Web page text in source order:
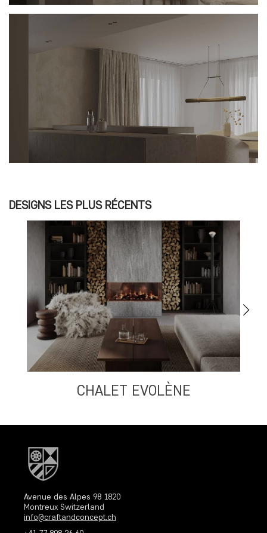
DESIGNS LES PLUS RÉCENTS
CHALET EVOLÈNE
Avenue des Alpes 98 1820
Montreux Switzerland
info@craftandconcept.ch